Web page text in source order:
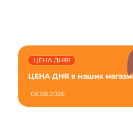
ЦЕНА ДНЯ в наших
ЦЕНА ДНЯ!
06.08.2026